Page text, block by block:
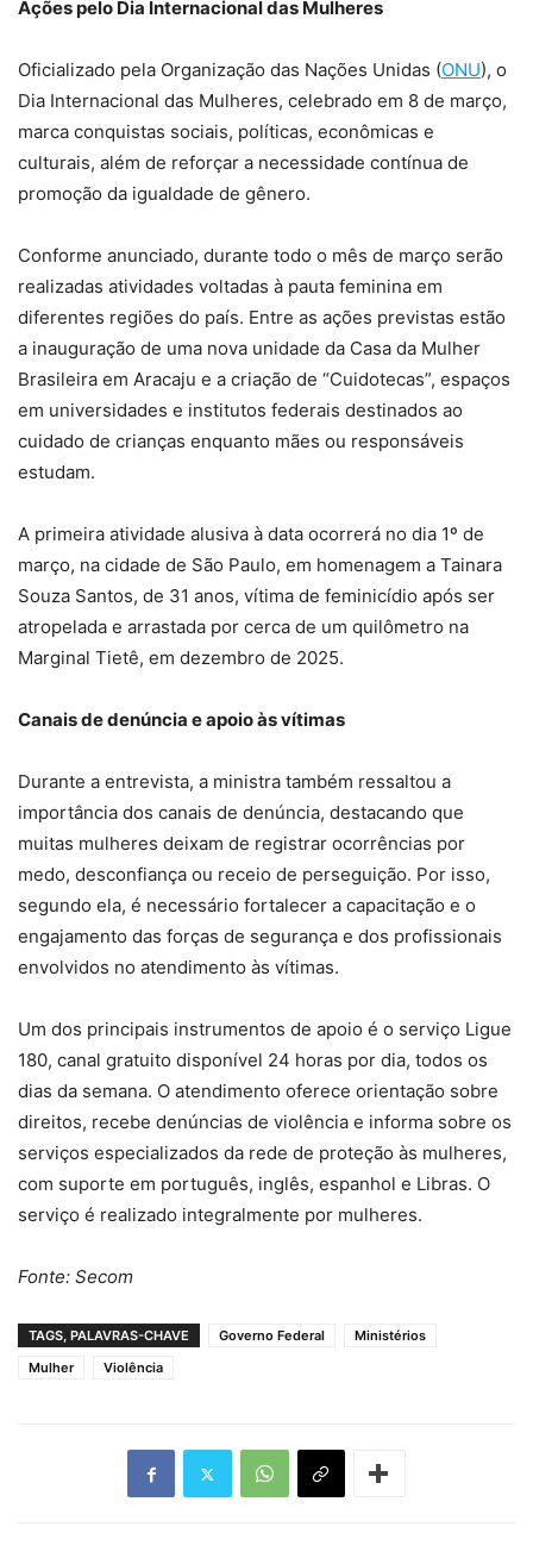
Ações pelo Dia Internacional das Mulheres
Oficializado pela Organização das Nações Unidas (ONU), o
Dia Internacional das Mulheres, celebrado em 8 de março,
marca conquistas sociais, políticas, econômicas e
culturais, além de reforçar a necessidade contínua de
promoção da igualdade de gênero.
Conforme anunciado, durante todo o mês de março serão
realizadas atividades voltadas à pauta feminina em
diferentes regiões do país. Entre as ações previstas estão
a inauguração de uma nova unidade da Casa da Mulher
Brasileira em Aracaju e a criação de “Cuidotecas”, espaços
em universidades e institutos federais destinados ao
cuidado de crianças enquanto mães ou responsáveis
estudam.
A primeira atividade alusiva à data ocorrerá no dia 1º de
março, na cidade de São Paulo, em homenagem a Tainara
Souza Santos, de 31 anos, vítima de feminicídio após ser
atropelada e arrastada por cerca de um quilômetro na
Marginal Tietê, em dezembro de 2025.
Canais de denúncia e apoio às vítimas
Durante a entrevista, a ministra também ressaltou a
importância dos canais de denúncia, destacando que
muitas mulheres deixam de registrar ocorrências por
medo, desconfiança ou receio de perseguição. Por isso,
segundo ela, é necessário fortalecer a capacitação e o
engajamento das forças de segurança e dos profissionais
envolvidos no atendimento às vítimas.
Um dos principais instrumentos de apoio é o serviço Ligue
180, canal gratuito disponível 24 horas por dia, todos os
dias da semana. O atendimento oferece orientação sobre
direitos, recebe denúncias de violência e informa sobre os
serviços especializados da rede de proteção às mulheres,
com suporte em português, inglês, espanhol e Libras. O
serviço é realizado integralmente por mulheres.
Fonte: Secom
TAGS, PALAVRAS-CHAVE Governo Federal
Ministérios
Mulher
Violência